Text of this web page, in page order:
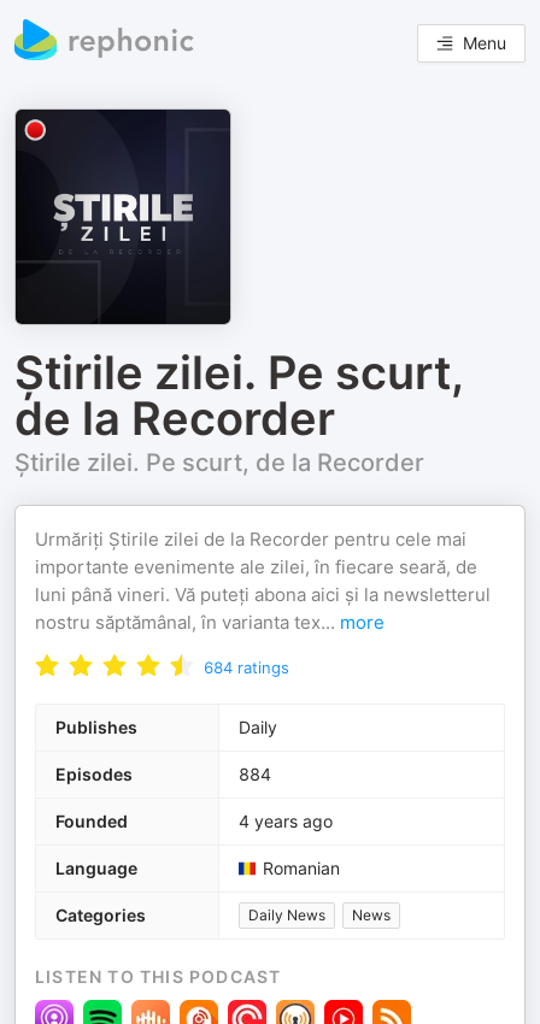
Menu
Știrile zilei. Pe scurt,
de la Recorder
Știrile zilei. Pe scurt, de la Recorder
Urmăriți Știrile zilei de la Recorder pentru cele mai
importante evenimente ale zilei, în fiecare seară, de
luni până vineri. Vă puteți abona aici și la newsletterul
nostru săptămânal, în varianta tex... more
684 ratings
Publishes Daily
Episodes 884
Founded 4 years ago
Language Romanian
Categories Daily News News
LISTEN TO THIS PODCAST